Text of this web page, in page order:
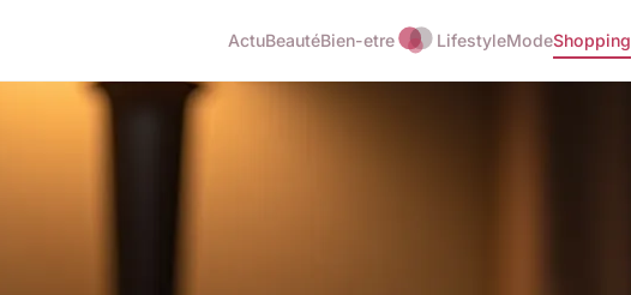
ActuBeautéBien-etre LifestyleModeShopping